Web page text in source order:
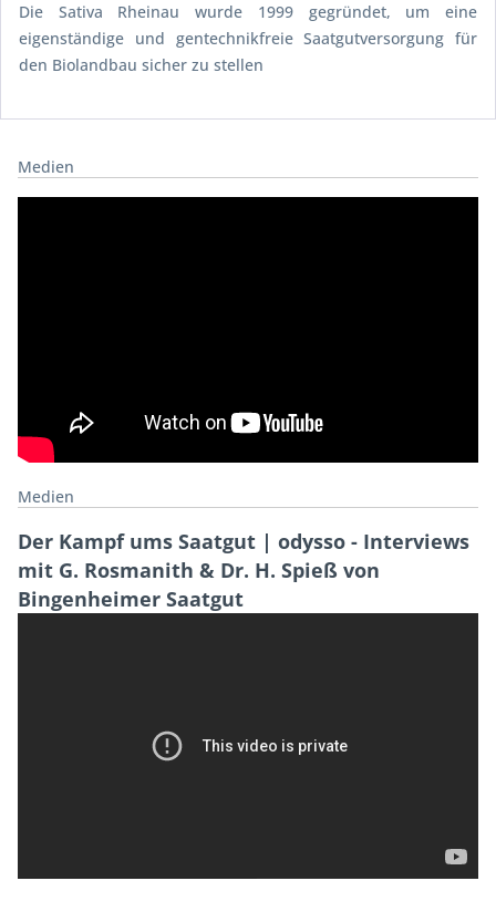
Die Sativa Rheinau wurde 1999 gegründet, um eine
eigenständige und gentechnikfreie Saatgutversorgung für
den Biolandbau sicher zu stellen
Medien
Medien
Der Kampf ums Saatgut | odysso - Interviews
mit G. Rosmanith & Dr. H. Spieß von
Bingenheimer Saatgut